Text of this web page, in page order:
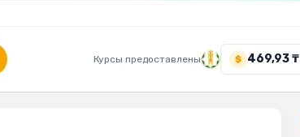
Курсы предоставлены $ 469,93 ₸